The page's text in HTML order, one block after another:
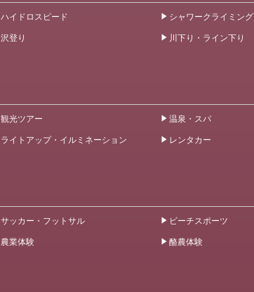
ハイドロスピード シャワークライミング
沢登り 川下り・ライン下り
観光ツアー 温泉・スパ
ライトアップ・イルミネーション レンタカー
サッカー・フットサル ビーチスポーツ
農業体験 酪農体験